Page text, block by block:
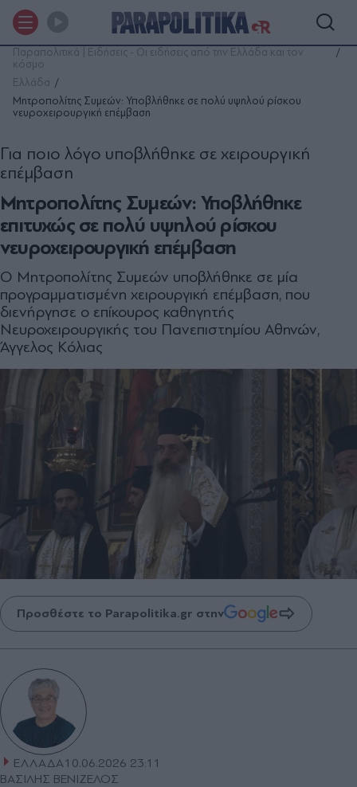
Παραπολιτικά | Ειδήσεις - Οι ειδήσεις από την Ελλάδα και τον
κόσμο
Ελλάδα
Μητροπολίτης Συμεών: Υποβλήθηκε σε πολύ υψηλού ρίσκου
νευροχειρουργική επέμβαση
Μητροπολίτης Συμεών: Υποβλήθηκε
επιτυχώς σε πολύ υψηλού ρίσκου
νευροχειρουργική επέμβαση
Για ποιο λόγο υποβλήθηκε σε χειρουργική
επέμβαση
Ο Μητροπολίτης Συμεών υποβλήθηκε σε μία
προγραμματισμένη χειρουργική επέμβαση, που
διενήργησε ο επίκουρος καθηγητής
Νευροχειρουργικής του Πανεπιστημίου Αθηνών,
Άγγελος Κόλιας
Προσθέστε το Parapolitika.gr στην
ΕΛΛΑΔΑ10.06.2026 23:11
ΒΑΣΙΛΗΣ ΒΕΝΙΖΕΛΟΣ